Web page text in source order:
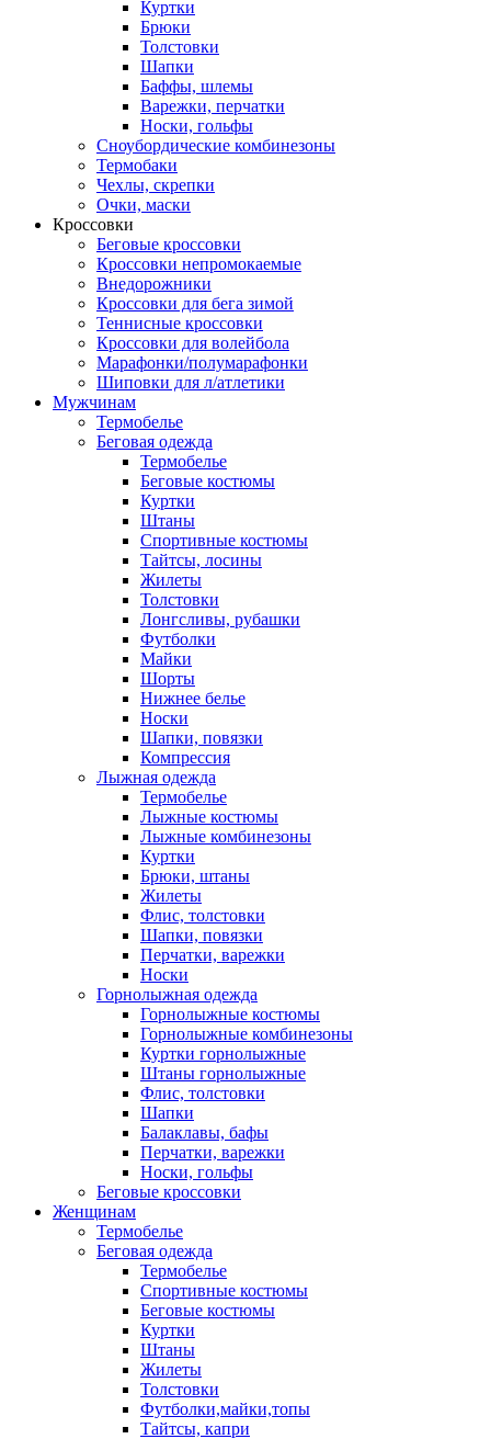
Куртки
Брюки
Толстовки
Шапки
Баффы, шлемы
Варежки, перчатки
Носки, гольфы
Сноубордические комбинезоны
Термобаки
Чехлы, скрепки
Очки, маски
Кроссовки
Беговые кроссовки
Кроссовки непромокаемые
Внедорожники
Кроссовки для бега зимой
Теннисные кроссовки
Кроссовки для волейбола
Марафонки/полумарафонки
Шиповки для л/атлетики
Мужчинам
Термобелье
Беговая одежда
Термобелье
Беговые костюмы
Куртки
Штаны
Спортивные костюмы
Тайтсы, лосины
Жилеты
Толстовки
Лонгсливы, рубашки
Футболки
Майки
Шорты
Нижнее белье
Носки
Шапки, повязки
Компрессия
Лыжная одежда
Термобелье
Лыжные костюмы
Лыжные комбинезоны
Куртки
Брюки, штаны
Жилеты
Флис, толстовки
Шапки, повязки
Перчатки, варежки
Носки
Горнолыжная одежда
Горнолыжные костюмы
Горнолыжные комбинезоны
Куртки горнолыжные
Штаны горнолыжные
Флис, толстовки
Шапки
Балаклавы, бафы
Перчатки, варежки
Носки, гольфы
Беговые кроссовки
Женщинам
Термобелье
Беговая одежда
Термобелье
Спортивные костюмы
Беговые костюмы
Куртки
Штаны
Жилеты
Толстовки
Футболки,майки,топы
Тайтсы, капри